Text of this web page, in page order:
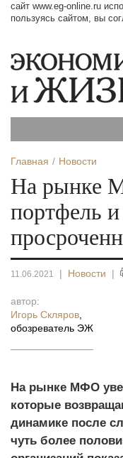
сайт www.eg-online.ru
пользуясь сайтом, вы
Главная Новости
На рынке
портфель
11.06.2021 | Новости |
автор:
Игорь Скляров
обозреватель ЭЖ
На рынке МФО
которые
динамике после
чуть более